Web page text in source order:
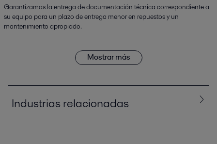
Garantizamos la entrega de documentación técnica correspondiente a
su equipo para un plazo de entrega menor en repuestos y un
mantenimiento apropiado.
Mostrar más
Industrias relacionadas